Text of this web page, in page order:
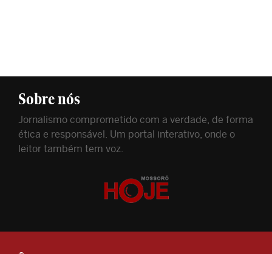
Sobre nós
Jornalismo comprometido com a verdade, de forma
ética e responsável. Um portal interativo, onde o
leitor também tem voz.